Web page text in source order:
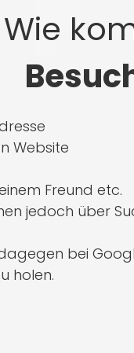
Wie
Website
Freund etc.
jedoch über
bei
holen.